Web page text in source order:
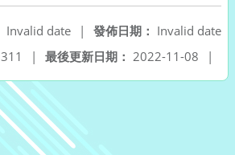
發佈日期： Invalid date
Invalid date
|
最後更新日期： 2022-11-08 |
311 |